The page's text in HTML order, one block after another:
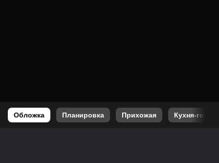
Обложка Планировка Прихожая Кухня-